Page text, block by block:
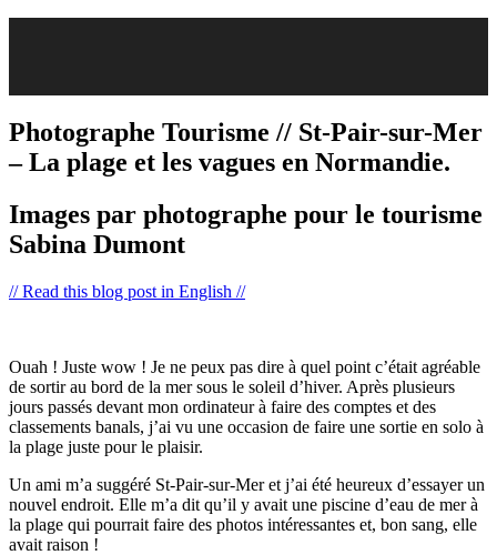
Photographe Tourisme // St-Pair-sur-Mer
– La plage et les vagues en Normandie.
Images par photographe pour le tourisme
Sabina Dumont
// Read this blog post in English //
Ouah ! Juste wow ! Je ne peux pas dire à quel point c’était agréable
de sortir au bord de la mer sous le soleil d’hiver. Après plusieurs
jours passés devant mon ordinateur à faire des comptes et des
classements banals, j’ai vu une occasion de faire une sortie en solo à
la plage juste pour le plaisir.
Un ami m’a suggéré St-Pair-sur-Mer et j’ai été heureux d’essayer un
nouvel endroit. Elle m’a dit qu’il y avait une piscine d’eau de mer à
la plage qui pourrait faire des photos intéressantes et, bon sang, elle
avait raison !